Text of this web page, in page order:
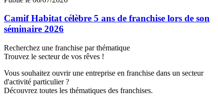
Camif Habitat célèbre 5 ans de franchise lors de son
séminaire 2026
Recherchez une franchise par thématique
Trouvez le secteur de vos rêves !
Vous souhaitez ouvrir une entreprise en franchise dans un secteur
d'activité particulier ?
Découvrez toutes les thématiques des franchises.